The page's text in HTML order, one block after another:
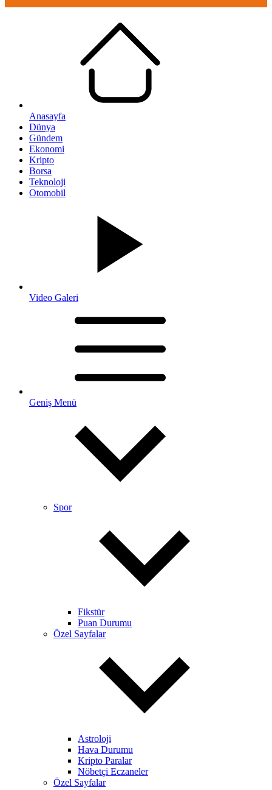
Anasayfa
Dünya
Gündem
Ekonomi
Kripto
Borsa
Teknoloji
Otomobil
Video Galeri
Geniş Menü
Spor
Fikstür
Puan Durumu
Özel Sayfalar
Astroloji
Hava Durumu
Kripto Paralar
Nöbetçi Eczaneler
Özel Sayfalar